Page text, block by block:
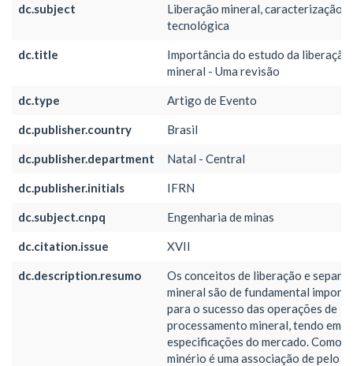
dc.subject
Liberação mineral, caracterização
tecnológica
dc.title
Importância do estudo da liberação
mineral - Uma revisão
dc.type Artigo de Evento
dc.publisher.country Brasil
dc.publisher.department Natal - Central
dc.publisher.initials IFRN
dc.subject.cnpq Engenharia de minas
dc.citation.issue XVII
dc.description.resumo
Os conceitos de liberação e
mineral são de fundamental
para o sucesso das operações de
processamento mineral, tendo em
especificações do mercado. Como o
minério é uma associação de pelo